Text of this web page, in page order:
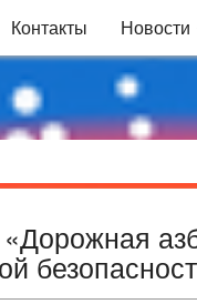
Контакты Новости